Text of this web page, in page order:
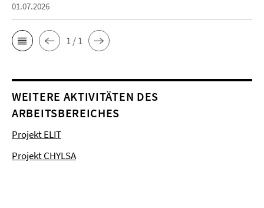
01.07.2026
1 / 1
WEITERE AKTIVITÄTEN DES
ARBEITSBEREICHES
Projekt ELIT
Projekt CHYLSA